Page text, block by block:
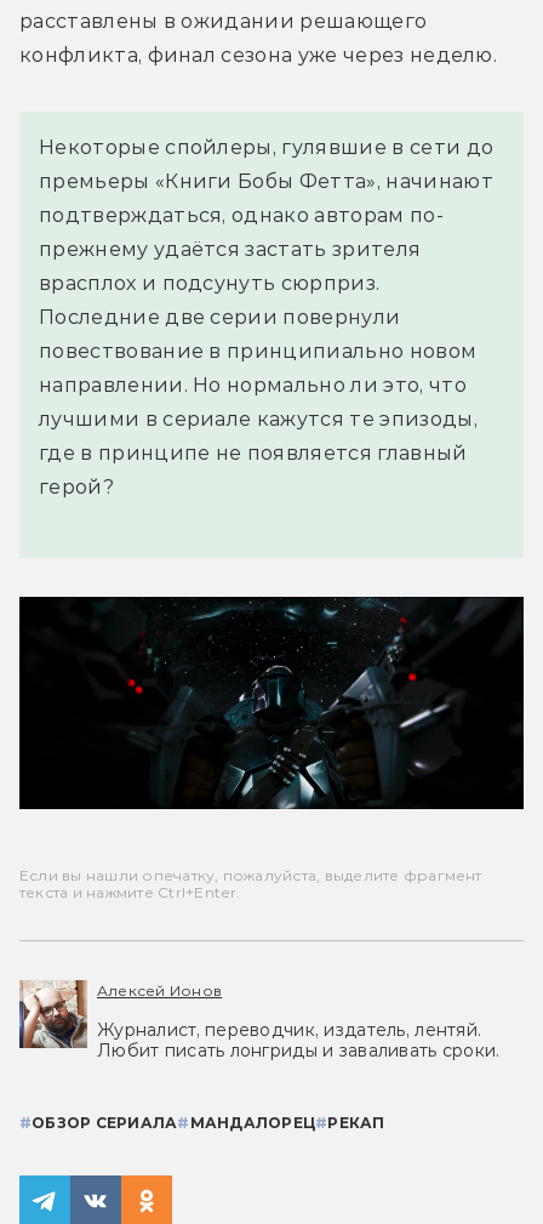
расставлены в ожидании решающего
конфликта, финал сезона уже через неделю.
Некоторые спойлеры, гулявшие в сети до
премьеры «Книги Бобы Фетта», начинают
подтверждаться, однако авторам по-
прежнему удаётся застать зрителя
врасплох и подсунуть сюрприз.
Последние две серии повернули
повествование в принципиально новом
направлении. Но нормально ли это, что
лучшими в сериале кажутся те эпизоды,
где в принципе не появляется главный
герой?
Если вы нашли опечатку, пожалуйста, выделите фрагмент
текста и нажмите Ctrl+Enter.
Алексей Ионов
Журналист, переводчик, издатель, лентяй.
Любит писать лонгриды и заваливать сроки.
#ОБЗОР СЕРИАЛА# МАНДАЛОРЕЦ#РЕКАП